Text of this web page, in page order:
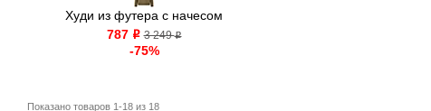
Худи из футера с начесом
787 o 3 249o
-75%
Показано товаров 1-18 из 18